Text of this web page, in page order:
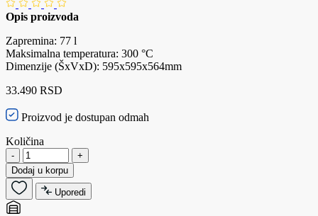
Opis proizvoda
Zapremina: 77 l
Maksimalna temperatura: 300 °C
Dimenzije (ŠxVxD): 595x595x564mm
33.490 RSD
Proizvod je dostupan odmah
Količina
-
+
Dodaj u korpu
Uporedi